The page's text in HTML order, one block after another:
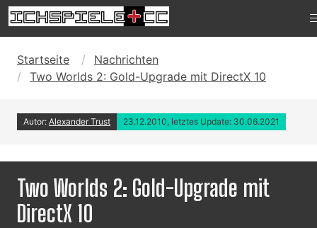
Startseite
Nachrichten
Two Worlds 2: Gold-Upgrade mit DirectX 10
Autor: Alexander Trust 23.12.2010, letztes Update: 30.06.2021
Two Worlds 2: Gold-Upgrade mit
DirectX 10